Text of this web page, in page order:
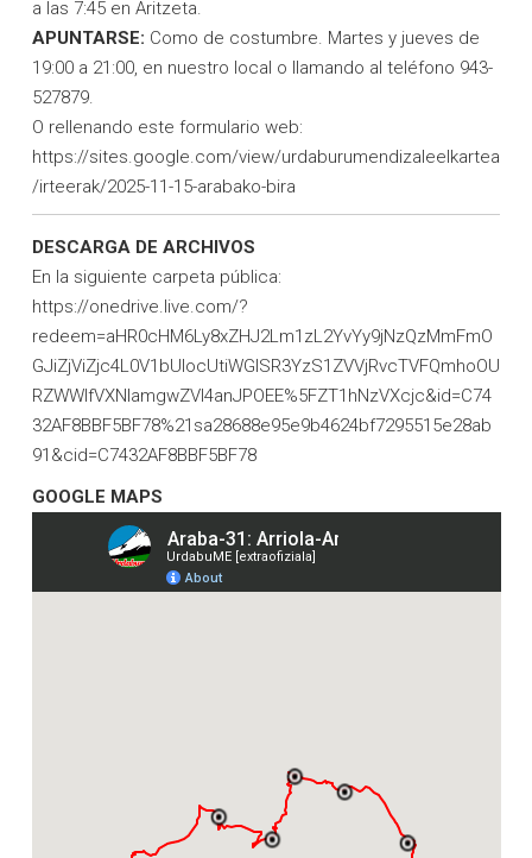
a las 7:45 en Aritzeta.
APUNTARSE: Como de costumbre. Martes y jueves de
19:00 a 21:00, en nuestro local o llamando al teléfono 943-
527879.
O rellenando este formulario web:
https://sites.google.com/view/urdaburumendizaleelkartea
/irteerak/2025-11-15-arabako-bira
DESCARGA DE ARCHIVOS
En la siguiente carpeta pública:
https://onedrive.live.com/?
redeem=aHR0cHM6Ly8xZHJ2Lm1zL2YvYy9jNzQzMmFmO
GJiZjViZjc4L0V1bUlocUtiWGlSR3YzS1ZVVjRvcTVFQmhoOU
RZWWlfVXNlamgwZVI4anJPOEE%5FZT1hNzVXcjc&id=C74
32AF8BBF5BF78%21sa28688e95e9b4624bf7295515e28ab
91&cid=C7432AF8BBF5BF78
GOOGLE MAPS